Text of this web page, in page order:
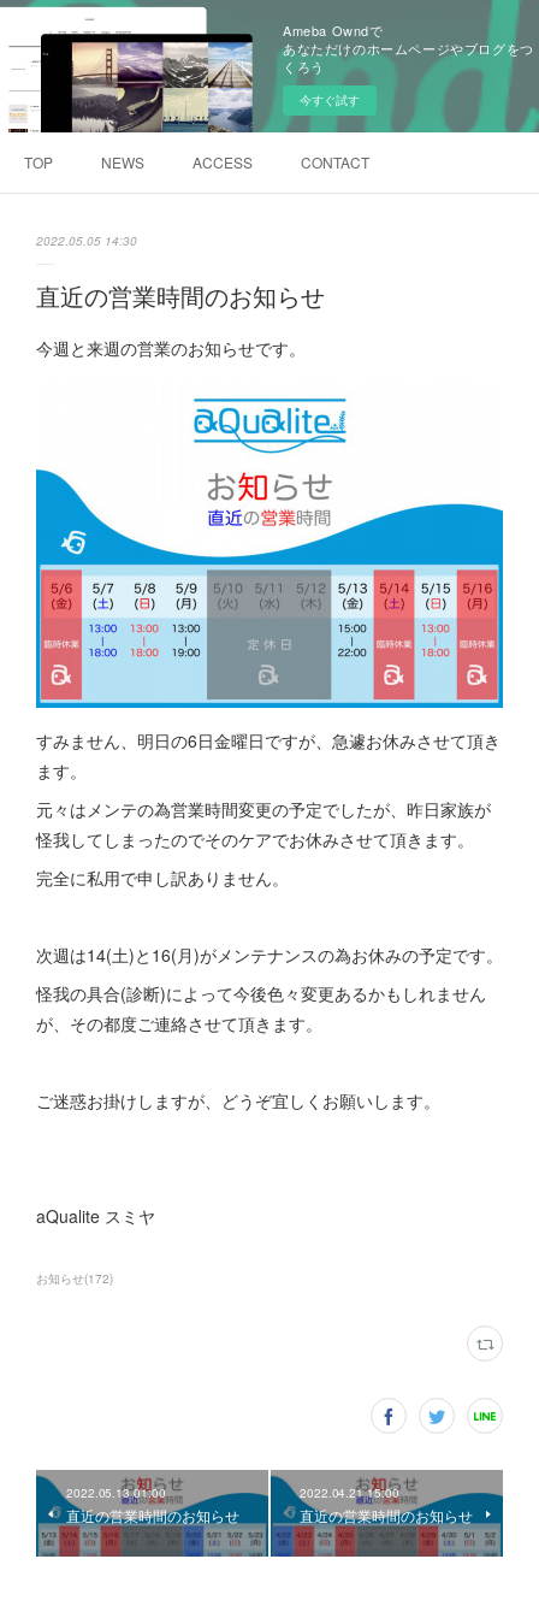
Ameba Owndで
あなただけのホームページやブログをつ
くろう
今すぐ試す
TOP NEWS ACCESS CONTACT
2022.05.05 14:30
直近の営業時間のお知らせ
今週と来週の営業のお知らせです。
すみません、明日の6日金曜日ですが、急遽お休みさせて頂き
ます。
元々はメンテの為営業時間変更の予定でしたが、昨日家族が
怪我してしまったのでそのケアでお休みさせて頂きます。
完全に私用で申し訳ありません。
次週は14(土)と16(月)がメンテナンスの為お休みの予定です。
怪我の具合(診断)によって今後色々変更あるかもしれません
が、その都度ご連絡させて頂きます。
ご迷惑お掛けしますが、どうぞ宜しくお願いします。
aQualite スミヤ
お知らせ(172)
2022.05.13 01:00
直近の営業時間のお知らせ
2022.04.21 15:00
直近の営業時間のお知らせ